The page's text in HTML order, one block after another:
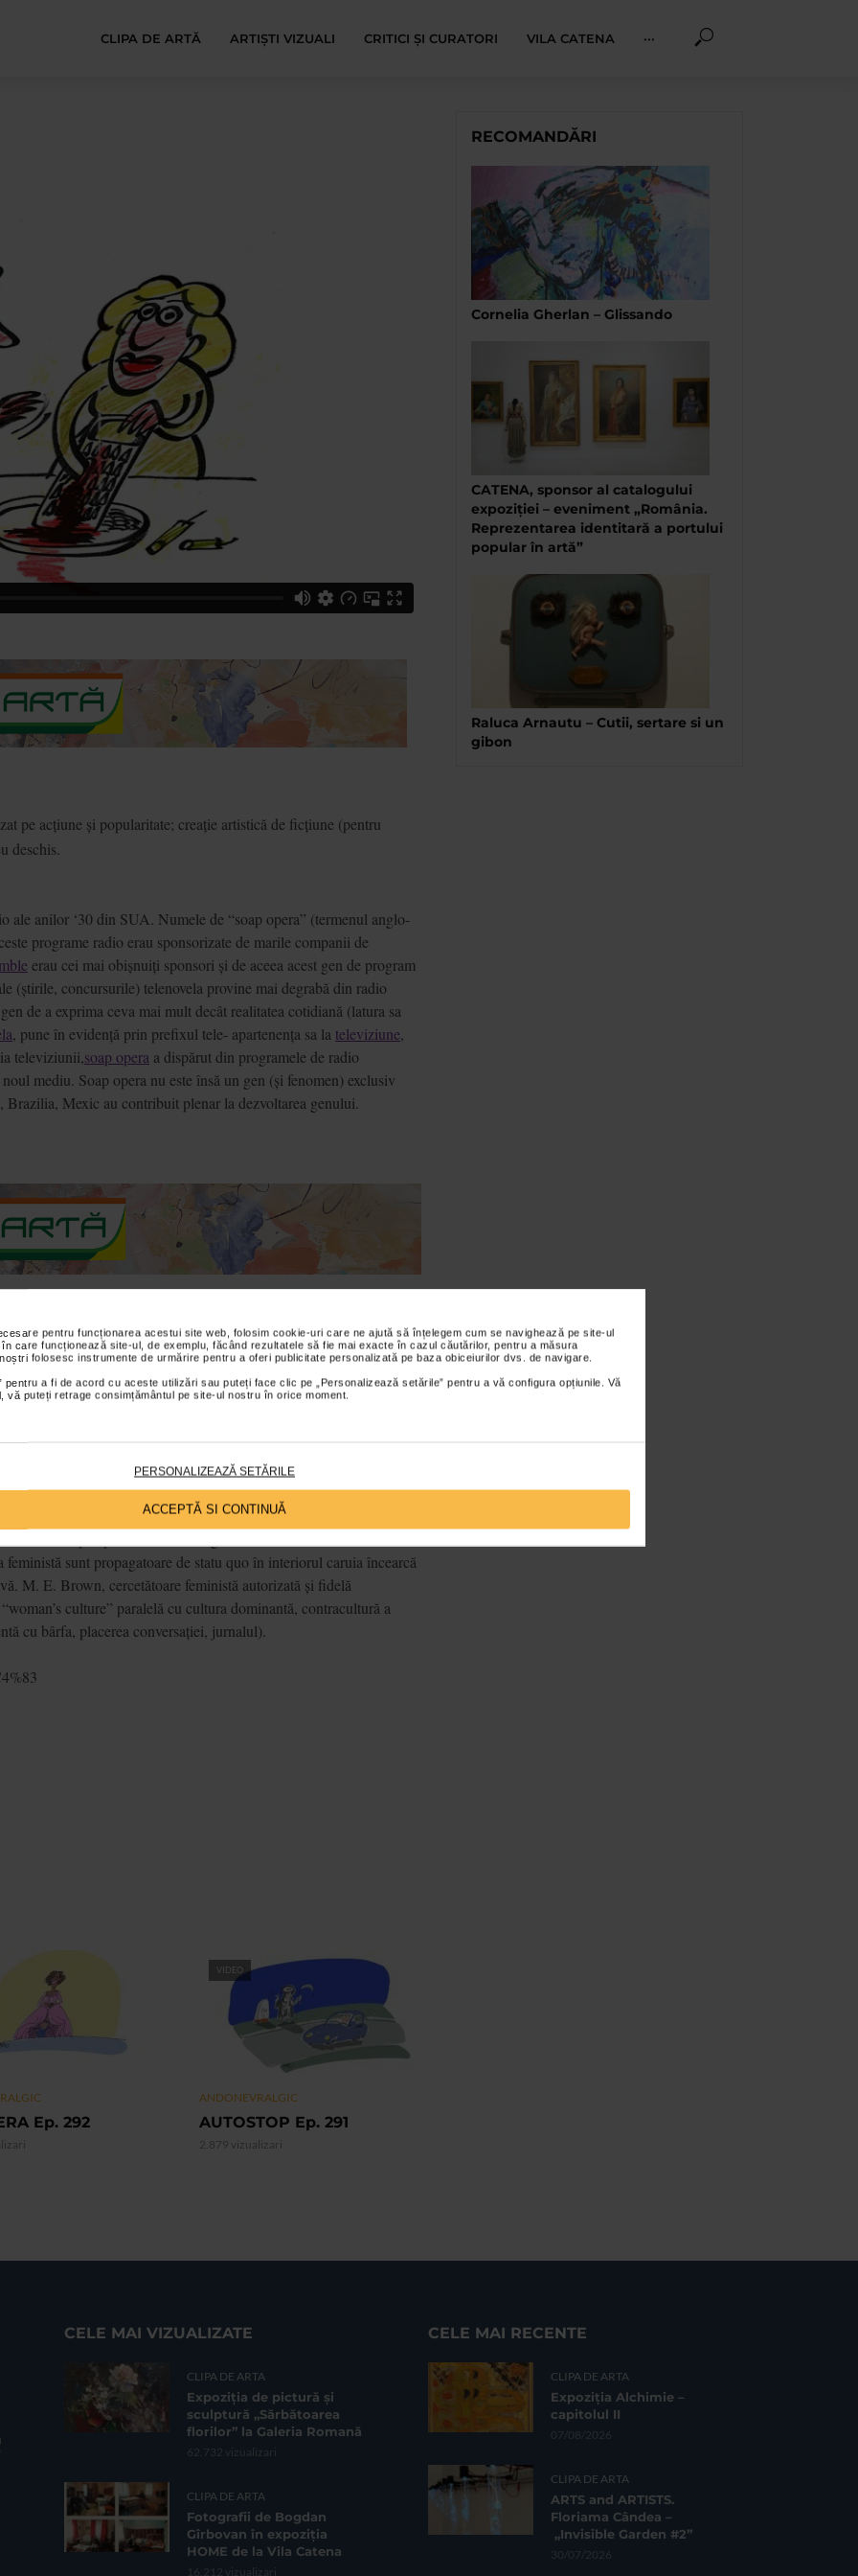
pentru funcționarea acestui site web, folosim cookie-uri care ne ajută să înțelegem cum se navighează pe site-ul
care funcționează site-ul, de exemplu, făcând rezultatele să fie mai exacte în cazul căutărilor, pentru a măsura
folosesc instrumente de urmărire pentru a oferi publicitate personalizată pe baza obiceiurilor dvs. de navigare.
pentru a fi de acord cu aceste utilizări sau puteți face clic pe „Personalizează setările” pentru a vă configura opțiunile. Vă
puteți retrage consimțământul pe site-ul nostru în orice moment.
PERSONALIZEAZĂ SETĂRILE
ACCEPTĂ SI CONTINUĂ
CLIPA DE ARTĂ ARTIȘTI VIZUALI CRITICI ȘI CURATORI VILA CATENA ···
pe acțiune și popularitate; creație artistică de ficțiune (pentru
deschis.
ale anilor ‘30 din SUA. Numele de “soap opera” (termenul anglo-
programe radio erau sponsorizate de marile companii de
erau cei mai obișnuiți sponsori și de aceea acest gen de program
(știrile, concursurile) telenovela provine mai degrabă din radio
de a exprima ceva mai mult decât realitatea cotidiană (latura sa
, pune în evidență prin prefixul tele- apartenența sa la televiziune
televiziunii, soap opera a dispărut din programele de radio
mediu. Soap opera nu este însă un gen (și fenomen) exclusiv
Mexic au contribuit plenar la dezvoltarea genului.
(Dallas, Dynasty), fie în cursul zilei (
TV, în contrast cu day time când telespectatorii sunt în
telenovelelor sunt stereotipe: bastardul, orfana,femeia ușoară,
deosebire de genurile ficționale masculine (film polițist, de
familiei și a relațiilor personale nu prin prezentarea unei familii
inerente acestui spațiu. Tematica soap-urilor include
cariera pentru femei, etc. Soap opera tinde să
în consumatori “condiționați” ai stilului de viață (prin procură) și
din perspectiva culturii hegemonice sunt victime ale
sunt propagatoare de statu quo în interiorul caruia încearcă
M. E. Brown, cercetătoare feministă autorizată și fidelă
culture” paralelă cu cultura dominantă, contracultură a
cu bârfa, placerea conversației, jurnalul).
Ep. 292
VIDEO
ANDONEVRALGIC
AUTOSTOP Ep. 291
2.879 vizualizari
RECOMANDĂRI
Cornelia Gherlan – Glissando
CATENA, sponsor al catalogului
expoziției – eveniment „România.
Reprezentarea identitară a portului
popular în artă”
Raluca Arnautu – Cutii, sertare si un
gibon
CELE MAI VIZUALIZATE
CLIPA DE ARTA
Expoziția de pictură și
sculptură „Sărbătoarea
florilor” la Galeria Romană
62.732 vizualizari
CLIPA DE ARTA
Fotografii de Bogdan
Gîrbovan în expoziția
HOME de la Vila Catena
16.212 vizualizari
CELE MAI RECENTE
CLIPA DE ARTA
Expoziția Alchimie –
capitolul II
07/08/2026
CLIPA DE ARTA
ARTS and ARTISTS.
Floriama Cândea –
„Invisible Garden #2”
30/07/2026